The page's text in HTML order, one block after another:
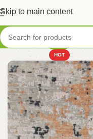
Skip to main content
HOT